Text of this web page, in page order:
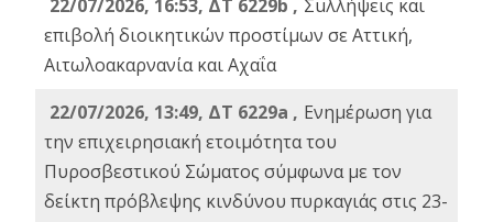
22/07/2026, 16:53, ΔΤ 6229b , Σuλλήψεις και
επιβολή διοικητικών προστίμων σε Αττική,
Αιτωλοακαρνανία και Αχαΐα
22/07/2026, 13:49, ΔΤ 6229a , Ενημέρωση για
την επιχειρησιακή ετοιμότητα του
Πυροσβεστικού Σώματος σύμφωνα με τον
δείκτη πρόβλεψης κινδύνου πυρκαγιάς στις 23-